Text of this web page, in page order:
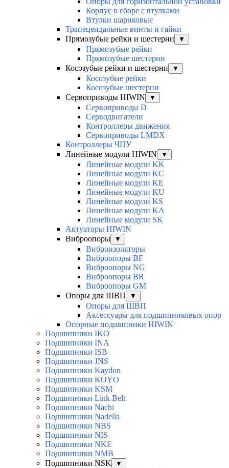
Корпус в сборе с втулками
Втулки шариковые
Трапецеидальные винты и гайки
Прямозубые рейки и шестерни
▼
Прямозубые рейки
Прямозубые шестерни
Косозубые рейки и шестерни
▼
Косозубые рейки
Косозубые шестерни
Сервоприводы HIWIN
▼
Сервоприводы D
Серводвигатели
Контроллеры движения
Сервоприводы LMDX
Контроллеры ЧПУ
Линейные модули HIWIN
▼
Линейные модули KK
Линейные модули KC
Линейные модули KE
Линейные модули KU
Линейные модули KS
Линейные модули KA
Линейные модули SK
Актуаторы HIWIN
Виброопоры
▼
Виброизоляторы
Виброопоры BF
Виброопоры NG
Виброопоры BR
Виброопоры GM
Опоры для ШВП
▼
Опоры для ШВП
Аксессуары для подшипниковых опор
Опорные подшипники HIWIN
Подшипники IKO
Подшипники INA
Подшипники ISB
Подшипники JNS
Подшипники Kaydon
Подшипники KOYO
Подшипники KSM
Подшипники Link Belt
Подшипники Nachi
Подшипники Nadella
Подшипники NBS
Подшипники NIS
Подшипники NKE
Подшипники NMB
Подшипники NSK
▼